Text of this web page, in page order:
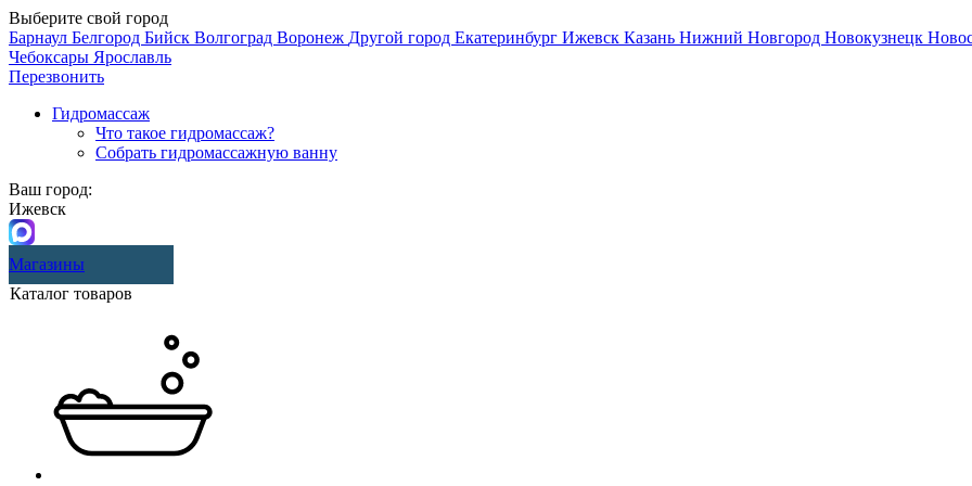
Выберите свой город
Барнаул Белгород Бийск Волгоград Воронеж Другой город Екатеринбург Ижевск Казань Нижний Новгород Новокузнецк
Чебоксары Ярославль
Перезвонить
Гидромассаж
Что такое гидромассаж?
Собрать гидромассажную ванну
Ваш город:
Ижевск
Магазины
Каталог товаров